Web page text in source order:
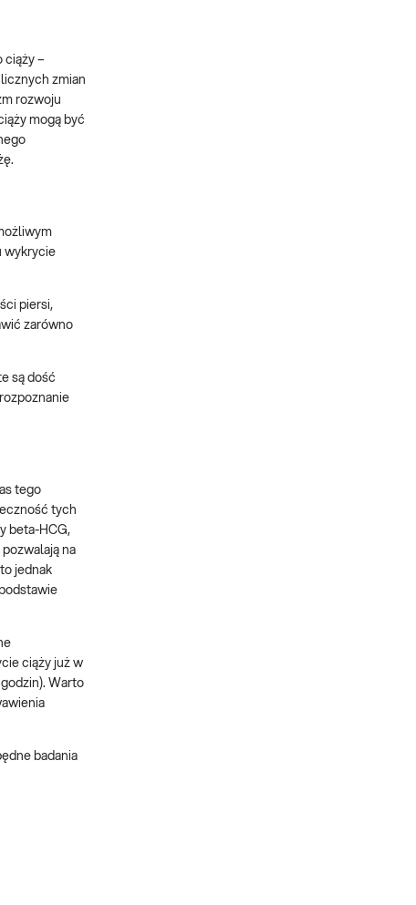
ciąży –
zmian
rozwoju
mogą być
wykrycie
piersi,
zarówno
są dość
tego
tych
beta-HCG,
na
jednak
ciąży już w
Warto
badania